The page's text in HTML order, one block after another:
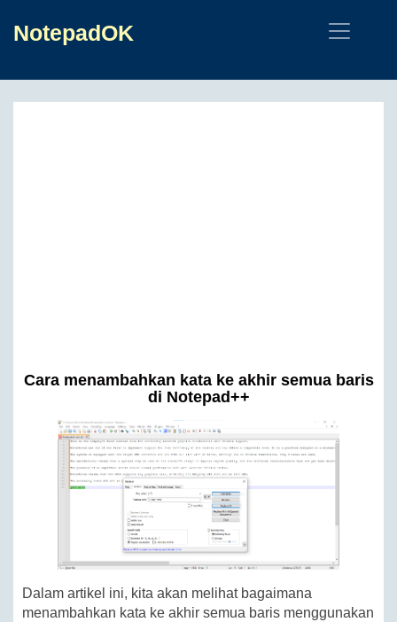
NotepadOK
Cara menambahkan kata ke akhir semua baris
di Notepad++
Dalam artikel ini, kita akan melihat bagaimana
menambahkan kata ke akhir semua baris menggunakan